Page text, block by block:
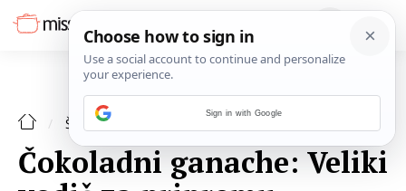
ŠPAJZA
Čokoladni ganache: Veliki
Sign in with Google